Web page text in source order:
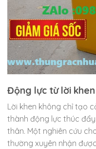
Động lực từ lời khen
Lời khen không chỉ tạo
thành động lực thúc
thân. Một nghiên cứu
thường xuyên nhận